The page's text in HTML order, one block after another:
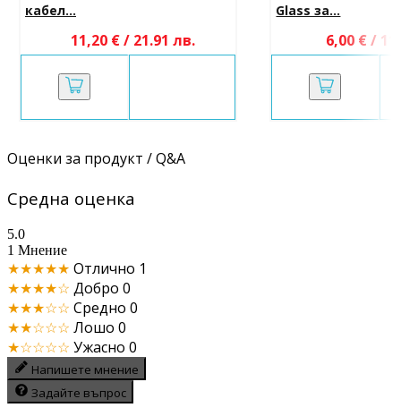
кабел...
11,20 € / 21.91 лв.
Glass за...
6,00 € /
Оценки за продукт / Q&A
Средна оценка
5.0
1 Мнение
★★★★★ Отлично 1
★★★★☆ Добро 0
★★★☆☆ Средно 0
★★☆☆☆ Лошо 0
★☆☆☆☆ Ужасно 0
Напишете мнение
Задайте въпрос